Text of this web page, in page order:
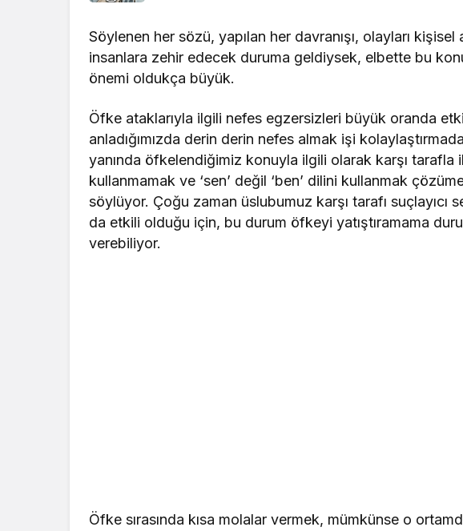
Söylenen her sözü, yapılan her davranışı, olayları kişisel
insanlara zehir edecek duruma geldiysek, elbette bu
önemi oldukça büyük.
Öfke ataklarıyla ilgili nefes egzersizleri büyük oranda
anladığımızda derin derin nefes almak işi
yanında öfkelendiğimiz konuyla ilgili olarak karşı tarafla
kullanmamak ve ‘sen’ değil ‘ben’ dilini kullanmak
söylüyor. Çoğu zaman üslubumuz karşı tarafı suçlayıcı
da etkili olduğu için, bu durum öfkeyi yatıştıramama
verebiliyor.
Öfke sırasında kısa molalar vermek, mümkünse o